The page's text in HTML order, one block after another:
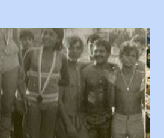
görmek istemediklerini bir
bildiriyordu.. Bu grup
muhterem(!) ''Açık ve net olarak
Bunun yanısıra, bu takımlara
izin veren Bursa Büyükşehir
bulunduğu alışveriş merkezlerini